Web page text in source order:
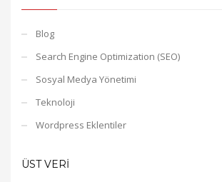
Blog
Search Engine Optimization (SEO)
Sosyal Medya Yönetimi
Teknoloji
Wordpress Eklentiler
ÜST VERI